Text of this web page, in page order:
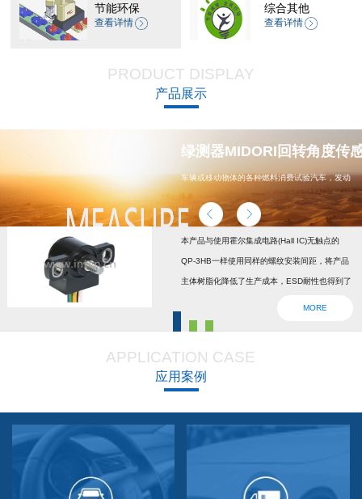
节能环保
查看详情
综合其他
查看详情
PRODUCT DISPLAY
产品展示
绿测器MIDORI回转角度传
车辆或移动物体的各种燃料消费试验汽车，发动
机，汽车配件，能源
本产品与使用霍尔集成电路(Hall IC)无触点的
QP-3HB一样使用同样的螺纹安装间距，将产品
主体树脂化降低了生产成本，ESD耐性也得到了
设回位弹簧，防震动防撞击功能强大，防尘防
QP-3HB标准相同。本产品在游船、铲运车的遥
控手柄、卡车离合器和换挡等方面要求较高的领
MORE
APPLICATION CASE
应用案例